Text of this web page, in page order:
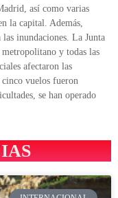
así como varias
la capital. Además,
las inundaciones. La Junta
y todas las
afectaron las
cinco vuelos fueron
se han operado